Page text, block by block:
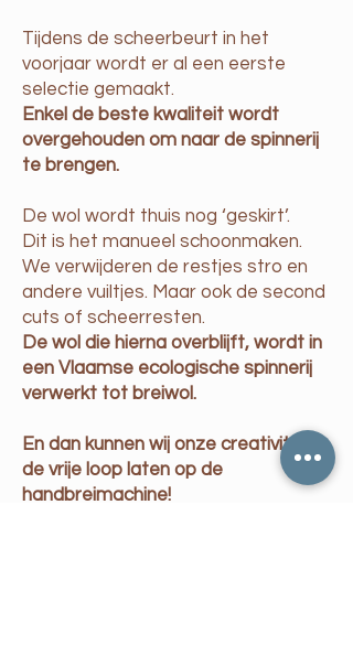
Tijdens de scheerbeurt in het
voorjaar wordt er al een eerste
selectie gemaakt.
Enkel de beste kwaliteit wordt
overgehouden om naar de spinnerij
te brengen.
De wol wordt thuis nog ‘geskirt’.
Dit is het manueel schoonmaken.
We verwijderen de restjes stro en
andere vuiltjes. Maar ook de second
cuts of scheerresten.
De wol die hierna overblijft, wordt in
een Vlaamse ecologische spinnerij
verwerkt tot breiwol.
En dan kunnen wij onze creativiteit
de vrije loop laten op de
handbreimachine!